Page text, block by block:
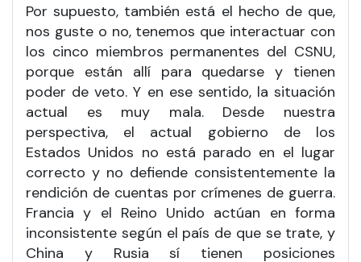
Por supuesto, también está el hecho de que,
nos guste o no, tenemos que interactuar con
los cinco miembros permanentes del CSNU,
porque están allí para quedarse y tienen
poder de veto. Y en ese sentido, la situación
actual es muy mala. Desde nuestra
perspectiva, el actual gobierno de los
Estados Unidos no está parado en el lugar
correcto y no defiende consistentemente la
rendición de cuentas por crímenes de guerra.
Francia y el Reino Unido actúan en forma
inconsistente según el país de que se trate, y
China y Rusia sí tienen posiciones